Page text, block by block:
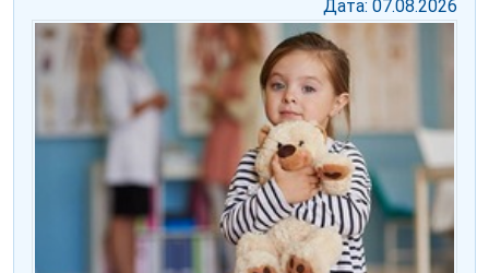
Дата: 07.08.2026